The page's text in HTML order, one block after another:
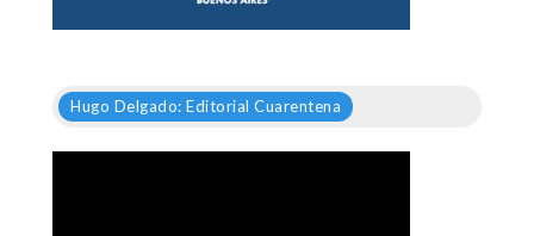
Hugo Delgado: Editorial Cuarentena